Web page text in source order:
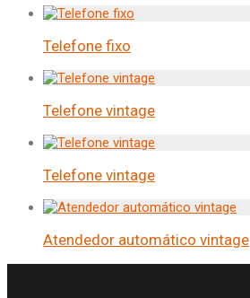
Telefone fixo
Telefone vintage
Telefone vintage
Atendedor automático vintage